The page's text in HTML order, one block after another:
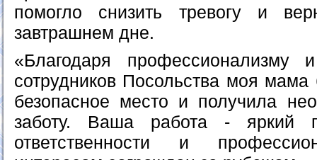
помогло снизить тревогу и
завтрашнем дне.
«Благодаря профессионализму
сотрудников Посольства моя
безопасное место и получила
заботу. Ваша работа - яркий
ответственности и